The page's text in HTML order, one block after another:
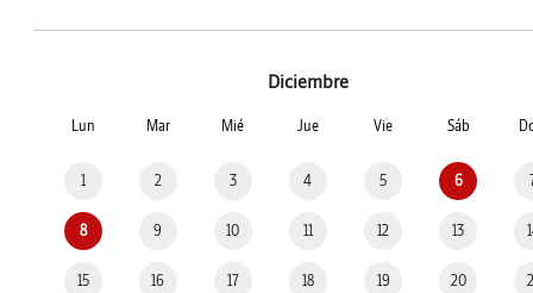
Diciembre
Lun Mar Mié Jue Vie Sáb
1 2 3 4 5 6
8 9 10 11 12 13
15 16 17 18 19 20